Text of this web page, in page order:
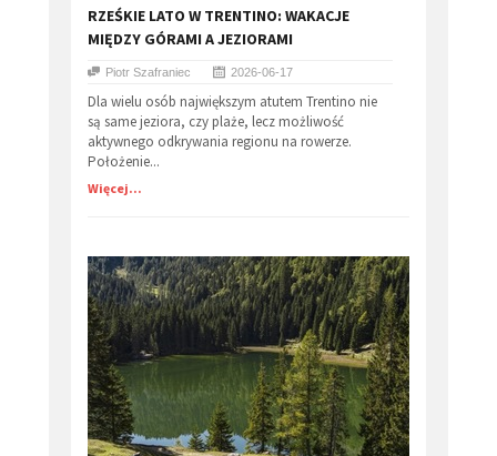
RZEŚKIE LATO W TRENTINO: WAKACJE
MIĘDZY GÓRAMI A JEZIORAMI
Piotr Szafraniec 2026-06-17
Dla wielu osób największym atutem Trentino nie
są same jeziora, czy plaże, lecz możliwość
aktywnego odkrywania regionu na rowerze.
Położenie...
Więcej...